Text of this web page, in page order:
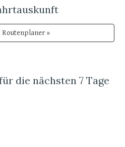
»
die nächsten 7 Tage